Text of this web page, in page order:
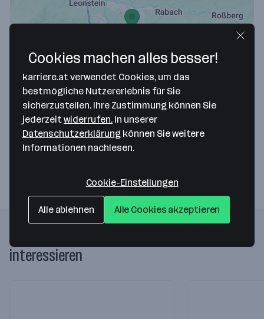
Map data ©2026 Google
Marktgemeinde Molln
Marktstraße 1
4591 Molln— Route berechnen
Webseite
interessieren
Cookies machen alles besser!
karriere.at verwendet Cookies, um das
bestmögliche Nutzererlebnis für Sie
sicherzustellen. Ihre Zustimmung können Sie
jederzeit widerrufen. In unserer
Datenschutzerklärung können Sie weitere
Informationen nachlesen.
Cookie-Einstellungen
Alle ablehnen Alle Cookies akzeptieren